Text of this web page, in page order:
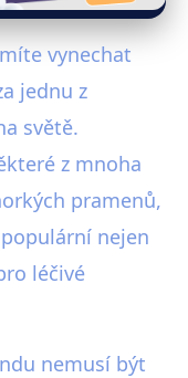
vynechat
jednu z
světě.
z mnoha
pramenů,
nejen
léčivé
nemusí být